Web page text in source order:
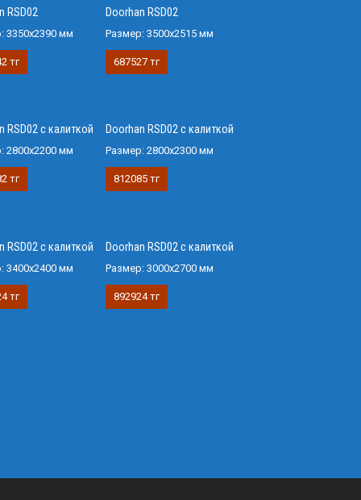
RSD02
3350х2390 мм
тг
Doorhan RSD02
Размер: 3500х2515 мм
687527 тг
RSD02 с калиткой
2800х2200 мм
тг
Doorhan RSD02 с калиткой
Размер: 2800х2300 мм
812085 тг
RSD02 с калиткой
3400х2400 мм
тг
Doorhan RSD02 с калиткой
Размер: 3000х2700 мм
892924 тг